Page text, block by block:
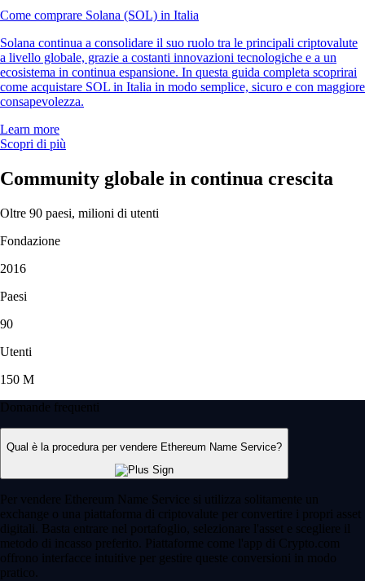
Come comprare Solana (SOL) in Italia
Solana continua a consolidare il suo ruolo tra le principali criptovalute
a livello globale, grazie a costanti innovazioni tecnologiche e a un
ecosistema in continua espansione. In questa guida completa scoprirai
come acquistare SOL in Italia in modo semplice, sicuro e con maggiore
consapevolezza.
Learn more
Scopri di più
Community globale in continua crescita
Oltre 90 paesi, milioni di utenti
Fondazione
2016
Paesi
90
Utenti
150 M
Domande frequenti
Qual è la procedura per vendere Ethereum Name Service?
Per vendere Ethereum Name Service si utilizza solitamente un
exchange o una piattaforma di criptovalute per convertire i propri asset
digitali. Basta entrare nel portafoglio, selezionare l'asset e scegliere il
metodo di incasso preferito. Piattaforme come l'app di Crypto.com
offrono interfacce intuitive per gestire queste conversioni in modo
pratico.